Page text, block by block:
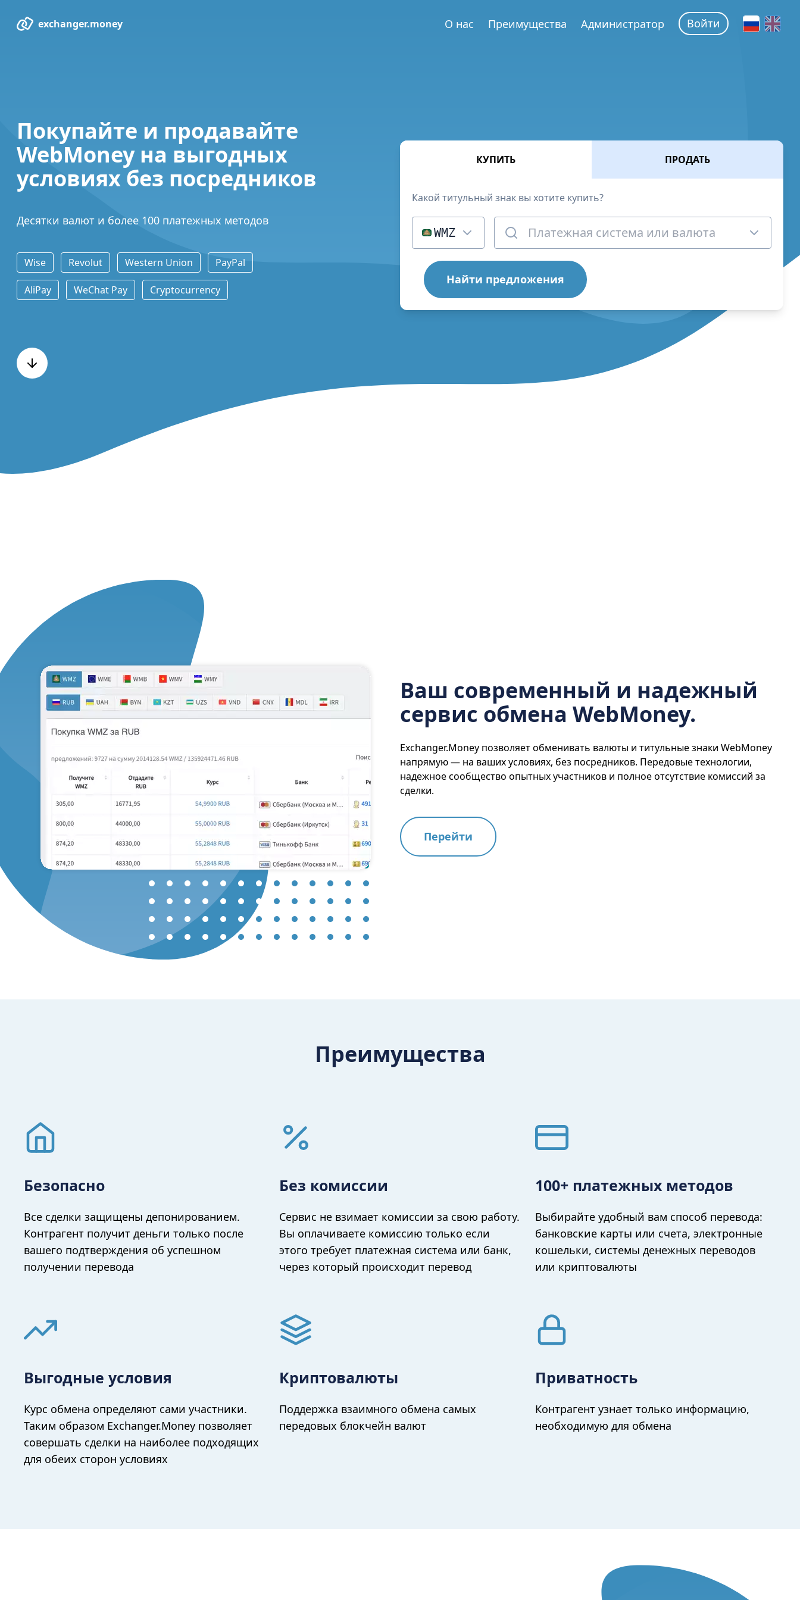
exchanger.money О нас Преимущества Администратор Войти
Покупайте и продавайте
WebMoney на выгодных
условиях без посредников
Десятки валют и более 100 платежных методов
Wise Revolut Western Union PayPal
AliPay WeChat Pay Cryptocurrency
КУПИТЬ ПРОДАТЬ
Какой титульный знак вы хотите купить?
WMZ
Найти предложения
Ваш современный и надежный
сервис обмена WebMoney.
Exchanger.Money позволяет обменивать валюты и титульные знаки WebMoney
напрямую — на ваших условиях, без посредников. Передовые технологии,
надежное сообщество опытных участников и полное отсутствие комиссий за
сделки.
Перейти
Преимущества
Безопасно
Все сделки защищены депонированием.
Контрагент получит деньги только после
вашего подтверждения об успешном
получении перевода
Без комиссии
Сервис не взимает комиссии за свою работу.
Вы оплачиваете комиссию только если
этого требует платежная система или банк,
через который происходит перевод
100+ платежных методов
Выбирайте удобный вам способ перевода:
банковские карты или счета, электронные
кошельки, системы денежных переводов
или криптовалюты
Выгодные условия
Курс обмена определяют сами участники.
Таким образом Exchanger.Money позволяет
совершать сделки на наиболее подходящих
для обеих сторон условиях
Криптовалюты
Поддержка взаимного обмена самых
передовых блокчейн валют
Приватность
Контрагент узнает только информацию,
необходимую для обмена